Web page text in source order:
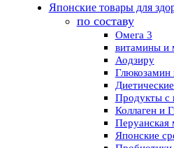
Японские товары для
по составу
Омега 3
витамины и
Аодзиру
Глюкозамин
Продукты с
Коллаген и
Перуанская
Японские